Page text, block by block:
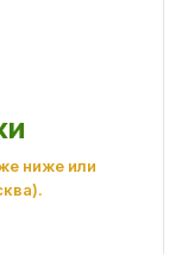
ниже или
.